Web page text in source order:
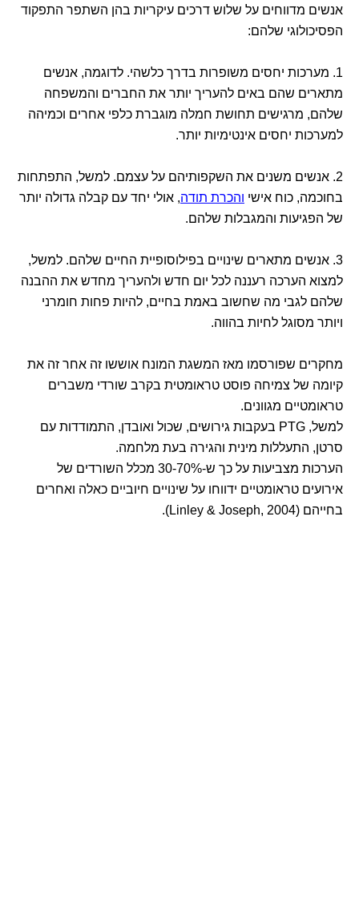
אנשים מדווחים על שלוש דרכים עיקריות בהן השתפר התפקוד
הפסיכולוגי שלהם:
1. מערכות יחסים משופרות בדרך כלשהי. לדוגמה, אנשים
מתארים שהם באים להעריך יותר את החברים והמשפחה
שלהם, מרגישים תחושת חמלה מוגברת כלפי אחרים וכמיהה
למערכות יחסים אינטימיות יותר.
2. אנשים משנים את השקפותיהם על עצמם. למשל, התפתחות
בחוכמה, כוח אישי והכרת תודה, אולי יחד עם קבלה גדולה יותר
של הפגיעות והמגבלות שלהם.
3. אנשים מתארים שינויים בפילוסופיית החיים שלהם. למשל,
למצוא הערכה רעננה לכל יום חדש ולהעריך מחדש את ההבנה
שלהם לגבי מה שחשוב באמת בחיים, להיות פחות חומרני
ויותר מסוגל לחיות בהווה.
מחקרים שפורסמו מאז המשגת המונח אוששו זה אחר זה את
קיומה של צמיחה פוסט טראומטית בקרב שורדי משברים
טראומטיים מגוונים.
למשל, PTG בעקבות גירושים, שכול ואובדן, התמודדות עם
סרטן, התעללות מינית והגירה בעת מלחמה.
הערכות מצביעות על כך ש-30-70% מכלל השורדים של
אירועים טראומטיים ידווחו על שינויים חיוביים כאלה ואחרים
בחייהם (Linley & Joseph, 2004).